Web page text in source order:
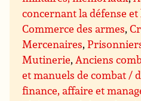
concernant la défense
Commerce des armes,
Mercenaires,
Mutinerie,Anciens
et manuels de combat /
finance, affaire et